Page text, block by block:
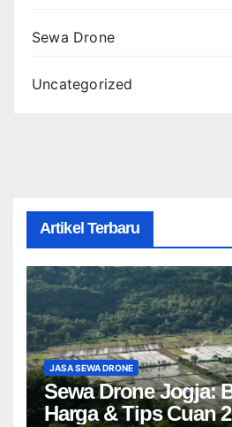
Sewa Drone
Uncategorized
Artikel Terbaru
JASA SEWA DRONE
Sewa Drone Jogja:
Harga & Tips Cuan